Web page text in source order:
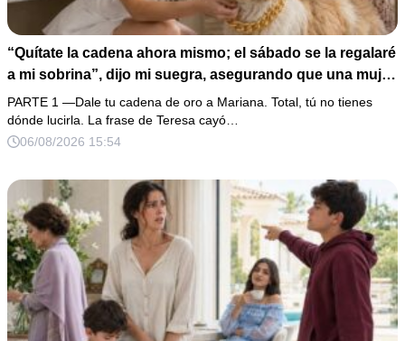
“Quítate la cadena ahora mismo; el sábado se la regalaré
a mi sobrina”, dijo mi suegra, asegurando que una mujer
con las manos marcadas por espinas no merecía 50
gramos de oro. Mi esposo guardó silencio, así que
obedecí con calma y le pedí que preparara la fiesta. Ella
completo que había intentado ocultar.
PARTE 1 —Dale tu cadena de oro a Mariana. Total, tú no tienes
dónde lucirla. La frase de Teresa cayó…
06/08/2026 15:54